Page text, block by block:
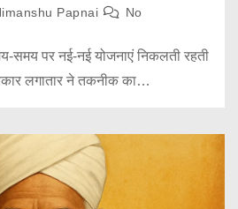
Papnai
No
समय पर नई-नई योजनाएं निकलती रहती
लगातार ने तकनीक का…